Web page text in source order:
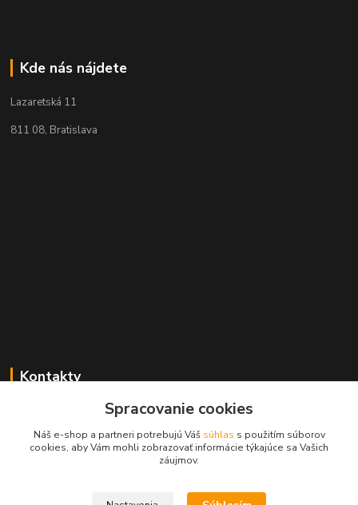
Kde nás nájdete
Lazaretská 11
811 08, Bratislava
Kontakty
+421 2 529 67 411
(Po - Pia: 10:00 - 17:30)
Spracovanie cookies
Náš e-shop a partneri potrebujú Váš súhlas s použitím súborov
cookies, aby Vám mohli zobrazovať informácie týkajúce sa Vašich
záujmov.